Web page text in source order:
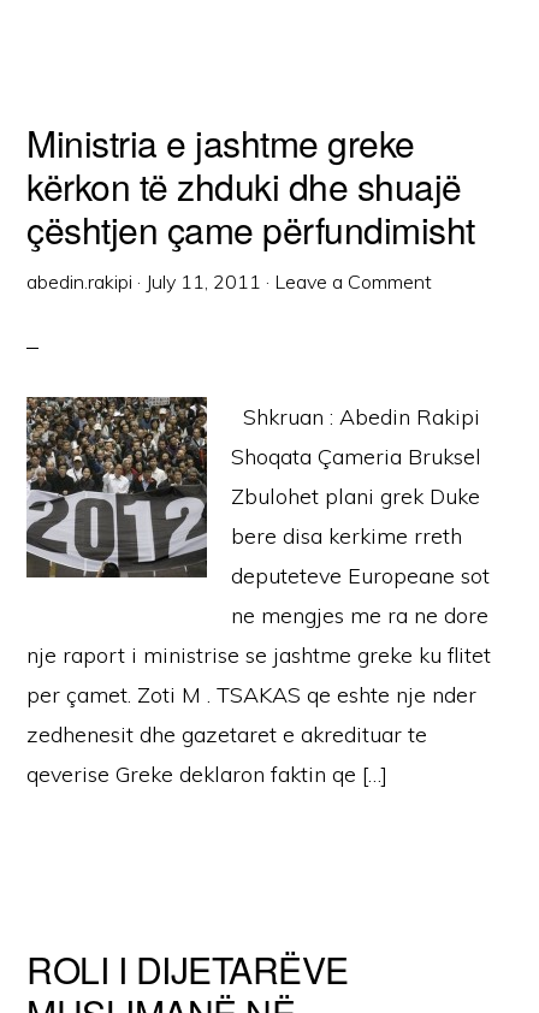
Ministria e jashtme greke
kërkon të zhduki dhe shuajë
çështjen çame përfundimisht
abedin.rakipi · July 11, 2011 · Leave a Comment
Shkruan : Abedin Rakipi
Shoqata Çameria Bruksel
Zbulohet plani grek Duke
bere disa kerkime rreth
deputeteve Europeane sot
ne mengjes me ra ne dore
nje raport i ministrise se jashtme greke ku flitet
per çamet. Zoti M . TSAKAS qe eshte nje nder
zedhenesit dhe gazetaret e akredituar te
qeverise Greke deklaron faktin qe […]
ROLI I DIJETARËVE